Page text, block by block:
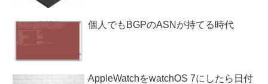
個人でもBGPのASNが持てる時代
AppleWatchをwatchOS 7にしたら日付